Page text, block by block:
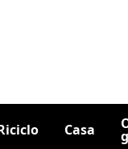
Casa